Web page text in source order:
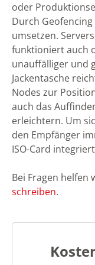
oder
Durch
umsetzen.
funktioniert auch
unauffälliger und
Jackentasche
Nodes zur
auch das
erleichtern. Um
den Empfänger
ISO-Card
Bei Fragen helfen
schreiben.